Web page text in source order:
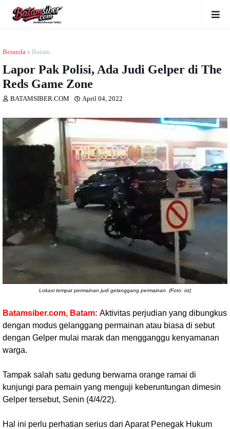
Beranda Batam
Lapor Pak Polisi, Ada Judi Gelper di The
Reds Game Zone
BATAMSIBER.COM April 04, 2022
Lokasi tempat permainan judi gelanggang permainan. (Foto: ist)
Batamsiber.com, Batam: Aktivitas perjudian yang dibungkus
dengan modus gelanggang permainan atau biasa di sebut
dengan Gelper mulai marak dan mengganggu kenyamanan
warga.
Tampak salah satu gedung berwarna orange ramai di
kunjungi para pemain yang menguji keberuntungan dimesin
Gelper tersebut, Senin (4/4/22).
Hal ini perlu perhatian serius dari Aparat Penegak Hukum